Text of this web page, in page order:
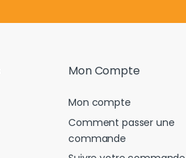
Mon Compte
Mon compte
Comment passer une
commande